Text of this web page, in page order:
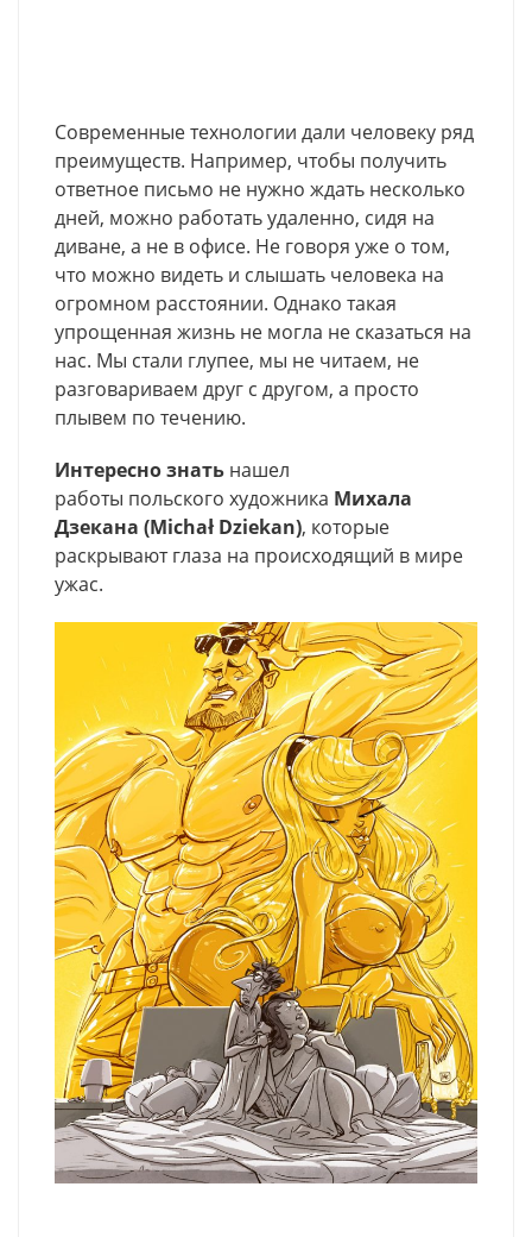
Современные технологии дали человеку ряд
преимуществ. Например, чтобы получить
ответное письмо не нужно ждать несколько
дней, можно работать удаленно, сидя на
диване, а не в офисе. Не говоря уже о том,
что можно видеть и слышать человека на
огромном расстоянии. Однако такая
упрощенная жизнь не могла не сказаться на
нас. Мы стали глупее, мы не читаем, не
разговариваем друг с другом, а просто
плывем по течению.
Интересно знать нашел
работы польского художника Михала
Дзекана (Michał Dziekan), которые
раскрывают глаза на происходящий в мире
ужас.